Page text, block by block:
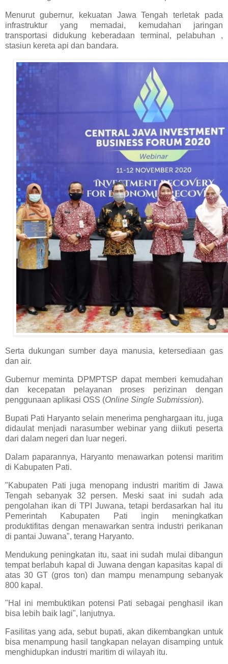
Menurut gubernur, kekuatan Jawa Tengah terletak pada
infrastruktur yang memadai, kemudahan jaringan
transportasi didukung keberadaan terminal, pelabuhan ,
stasiun kereta api dan bandara.
Serta dukungan sumber daya manusia, ketersediaan gas
dan air.
Gubernur meminta DPMPTSP dapat memberi kemudahan
dan kecepatan pelayanan proses perizinan dengan
penggunaan aplikasi OSS (Online Single Submission).
Bupati Pati Haryanto selain menerima penghargaan itu, juga
didaulat menjadi narasumber webinar yang diikuti peserta
dari dalam negeri dan luar negeri.
Dalam paparannya, Haryanto menawarkan potensi maritim
di Kabupaten Pati.
"Kabupaten Pati juga menopang industri maritim di Jawa
Tengah sebanyak 32 persen. Meski saat ini sudah ada
pengolahan ikan di TPI Juwana, tetapi berdasarkan hal itu
Pemerintah Kabupaten Pati ingin meningkatkan
produktifitas dengan menawarkan sentra industri perikanan
di pantai Juwana", terang Haryanto.
Mendukung peningkatan itu, saat ini sudah mulai dibangun
tempat berlabuh kapal di Juwana dengan kapasitas kapal di
atas 30 GT (gros ton) dan mampu menampung sebanyak
800 kapal.
"Hal ini membuktikan potensi Pati sebagai penghasil ikan
bisa lebih baik lagi", lanjutnya.
Fasilitas yang ada, sebut bupati, akan dikembangkan untuk
bisa menampung hasil tangkapan nelayan disamping untuk
menghidupkan industri maritim di wilayah itu.